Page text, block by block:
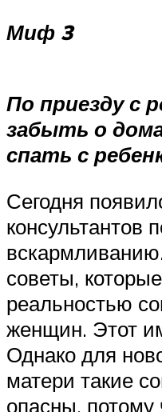
Миф 3
По приезду с
забыть о
спать с
Сегодня
консультантов
советы,
реальностью
женщин. Этот
Однако для
матери такие
опасны, потому